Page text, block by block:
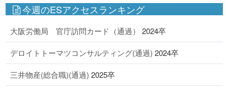
今週のESアクセスランキング
大阪労働局 官庁訪問カード（通過） 2024卒
デロイトトーマツコンサルティング(通過) 2024卒
三井物産(総合職)(通過) 2025卒